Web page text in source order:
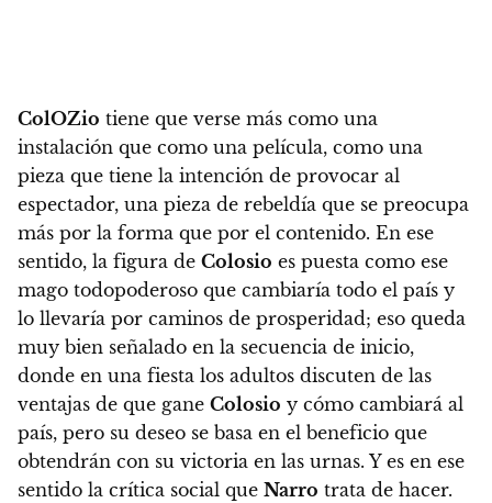
ColOZio tiene que verse más como una
instalación que como una película, como una
pieza que tiene la intención de provocar al
espectador, una pieza de rebeldía que se preocupa
más por la forma que por el contenido. En ese
sentido, la figura de Colosio es puesta como ese
mago todopoderoso que cambiaría todo el país y
lo llevaría por caminos de prosperidad; eso queda
muy bien señalado en la secuencia de inicio,
donde en una fiesta los adultos discuten de las
ventajas de que gane Colosio y cómo cambiará al
país, pero su deseo se basa en el beneficio que
obtendrán con su victoria en las urnas. Y es en ese
sentido la crítica social que Narro trata de hacer.